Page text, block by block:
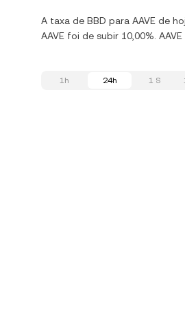
A taxa de BBD para AAVE de
AAVE foi de subir 10,00%.
1h 24h 1 S